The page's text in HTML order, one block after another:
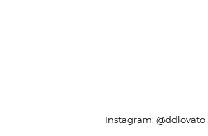
Instagram: @ddlovato